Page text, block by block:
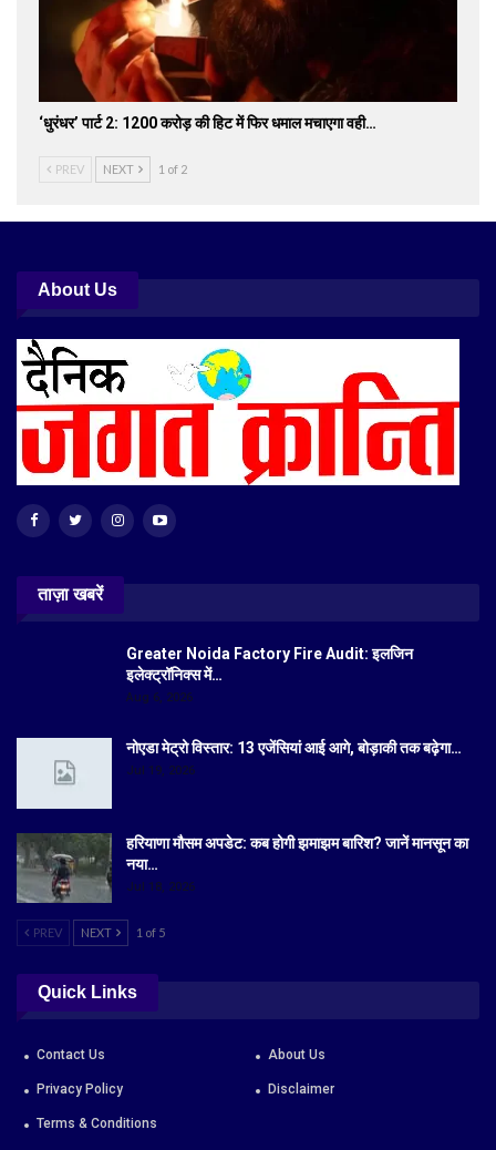
‘धुरंधर’ पार्ट 2: 1200 करोड़ की हिट में फिर धमाल मचाएगा वही…
PREV NEXT 1 of 2
About Us
ताज़ा खबरें
Greater Noida Factory Fire Audit: इलजिन
इलेक्ट्रॉनिक्स में…
Aug 6, 2026
नोएडा मेट्रो विस्तार: 13 एजेंसियां आई आगे, बोड़ाकी तक बढ़ेगा…
Jul 19, 2026
हरियाणा मौसम अपडेट: कब होगी झमाझम बारिश? जानें मानसून का
नया…
Jul 18, 2026
PREV NEXT 1 of 5
Quick Links
Contact Us About Us
Privacy Policy Disclaimer
Terms & Conditions